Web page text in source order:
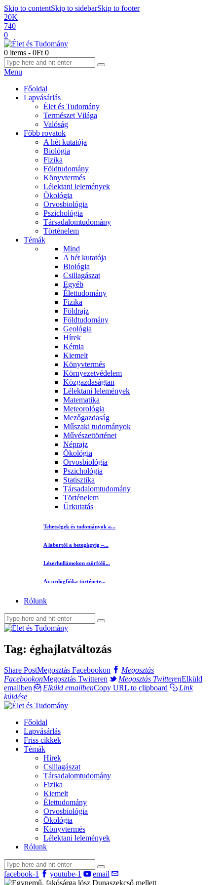
Skip to contentSkip to sidebarSkip to footer
20K
740
0
0 items - 0Ft 0
Menu
Főoldal
Lapvásárlás
Élet és Tudomány
Természet Világa
Valóság
Főbb rovatok
A hét kutatója
Biológia
Fizika
Földtudomány
Könyvtermés
Lélektani lelemények
Ökológia
Orvosbiológia
Pszichológia
Társadalomtudomány
Történelem
Témák
Mind
A hét kutatója
Biológia
Csillagászat
Egyéb
Élettudomány
Fizika
Földrajz
Földtudomány
Geológia
Hírek
Kémia
Kiemelt
Könyvtermés
Környezetvédelem
Közgazdaságtan
Lélektani lelemények
Matematika
Meteorológia
Mezőgazdaság
Műszaki tudományok
Művészettörténet
Néprajz
Ökológia
Orvosbiológia
Pszichológia
Statisztika
Társadalomtudomány
Történelem
Űrkutatás
Tehetségek és tudományok a...
A labortól a betegágyig –...
Lézerhullámokon szörfölő...
Az ördögfióka története...
Rólunk
Tag: éghajlatváltozás
Share PostMegosztás Facebookon
Megosztás
FacebookonMegosztás Twitteren Megosztás TwitterenElküld
emailben
Elküld emailbenCopy URL to clipboard
Link
küldése
Főoldal
Lapvásárlás
Friss cikkek
Témák
Hírek
Csillagászat
Társadalomtudomány
Fizika
Kiemelt
Élettudomány
Orvosbiológia
Ökológia
Könyvtermés
Lélektani lelemények
Rólunk
facebook-1 youtube-1 email